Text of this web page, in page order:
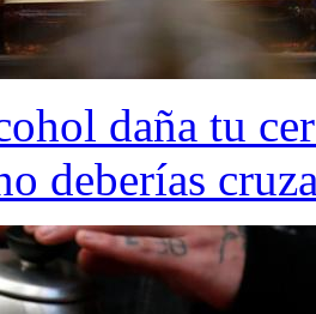
daña tu
deberías